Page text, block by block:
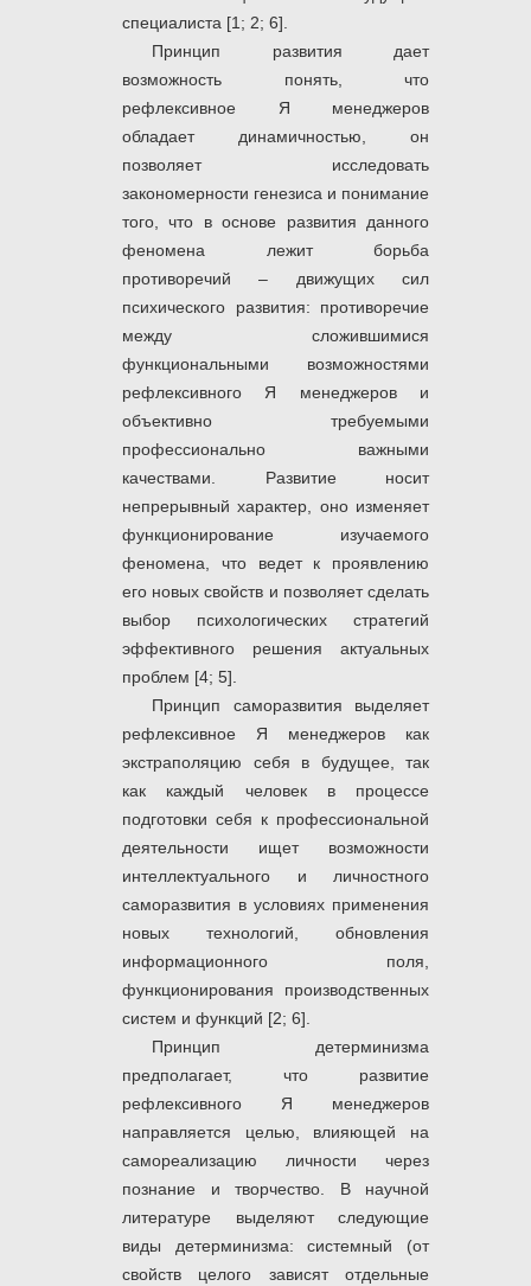
специалиста [1; 2; 6].
Принцип развития дает
возможность понять, что
рефлексивное Я менеджеров
обладает динамичностью, он
позволяет исследовать
закономерности генезиса и понимание
того, что в основе развития данного
феномена лежит борьба
противоречий – движущих сил
психического развития: противоречие
между сложившимися
функциональными возможностями
рефлексивного Я менеджеров и
объективно требуемыми
профессионально важными
качествами. Развитие носит
непрерывный характер, оно изменяет
функционирование изучаемого
феномена, что ведет к проявлению
его новых свойств и позволяет сделать
выбор психологических стратегий
эффективного решения актуальных
проблем [4; 5].
Принцип саморазвития выделяет
рефлексивное Я менеджеров как
экстраполяцию себя в будущее, так
как каждый человек в процессе
подготовки себя к профессиональной
деятельности ищет возможности
интеллектуального и личностного
саморазвития в условиях применения
новых технологий, обновления
информационного поля,
функционирования производственных
систем и функций [2; 6].
Принцип детерминизма
предполагает, что развитие
рефлексивного Я менеджеров
направляется целью, влияющей на
самореализацию личности через
познание и творчество. В научной
литературе выделяют следующие
виды детерминизма: системный (от
свойств целого зависят отдельные